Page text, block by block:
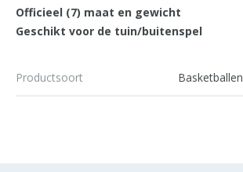
Officieel (7) maat en gewicht
Geschikt voor de tuin/buitenspel
Productsoort Basketballen